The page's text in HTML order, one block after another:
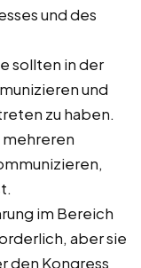
und des
sollten in der
und
zu haben.
mehreren
im Bereich
aber sie
den Kongress